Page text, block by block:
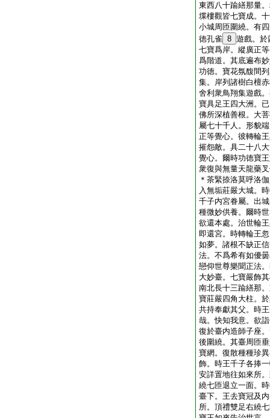
東西八十踰繕那量
堞樓觀皆七寶成。
小城周匝圍繞。有
徳孔雀 8 遊戲。於
七寶爲岸。縱廣正
爲階道。其底遍布
功徳。寶花氛馥間
集。岸列諸樹白檀
舍利衆鳥翔集遊戲
寶具足王四大洲。
佛所深植善根。大
屬七十千人。形貌
正等覺心。彼轉輪
摧怨敵。具二十八
覺心。爾時功徳寶
衆復與無量天龍藥
＊茶緊捺洛莫呼洛
入無垢莊嚴大城。
千子内宮眷屬。出
種微妙供養。爾時
欲還本處。治世輪
即還宮。時轉輪王
如夢。諸根不缺正
法。不爲希有如優
戀仰世尊樂聞正法
大妙臺。七寶嚴飾
南北長十三踰繕那
寶莊嚴四角大柱。
共持奉獻其父。時
哉。快知我意。欲
復於臺内造師子座
後圍繞。其臺周匝
寶網。復散種種珍
飾。時王千子各捧
安詳置地往如來所
繞七匝退立一面。
臺下。王去寶冠及
所。頂禮雙足右繞